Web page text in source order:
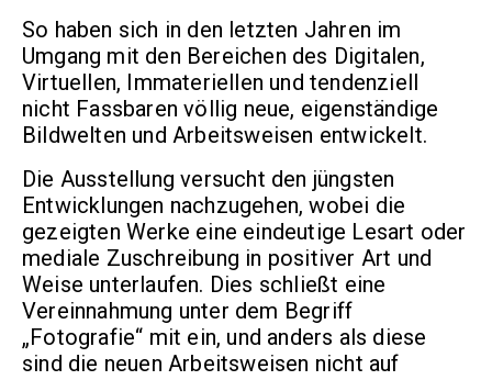
So haben sich in den letzten Jahren im
Umgang mit den Bereichen des Digitalen,
Virtuellen, Immateriellen und tendenziell
nicht Fassbaren völlig neue, eigenständige
Bildwelten und Arbeitsweisen entwickelt.
Die Ausstellung versucht den jüngsten
Entwicklungen nachzugehen, wobei die
gezeigten Werke eine eindeutige Lesart oder
mediale Zuschreibung in positiver Art und
Weise unterlaufen. Dies schließt eine
Vereinnahmung unter dem Begriff
„Fotografie“ mit ein, und anders als diese
sind die neuen Arbeitsweisen nicht auf